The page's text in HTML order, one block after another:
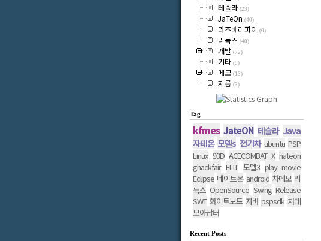
테슬라 (23)
JaTeOn (40)
라즈베리파이 (0)
리눅스 (40)
개발 (72)
기타 (0)
메모 (13)
지름 (3)
Tag
kfmes JateON 테슬라 Java
자테온 모델s 전기차 ubuntu PSP
Linux 90D ACECOMBAT X nateon
ghackfair FLIT 모델3 play movie
Eclipse 네이트온 android 차데모 리
눅스 OpenSource Swing Release
SWT 화이트보드 자바 pspsdk 차데
모아답터
Recent Posts